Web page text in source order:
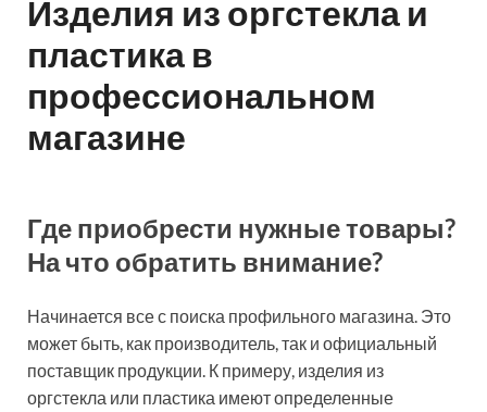
Изделия из оргстекла и
пластика в
профессиональном
магазине
Где приобрести нужные товары?
На что обратить внимание?
Начинается все с поиска профильного магазина. Это
может быть, как производитель, так и официальный
поставщик продукции. К примеру, изделия из
оргстекла или пластика имеют определенные